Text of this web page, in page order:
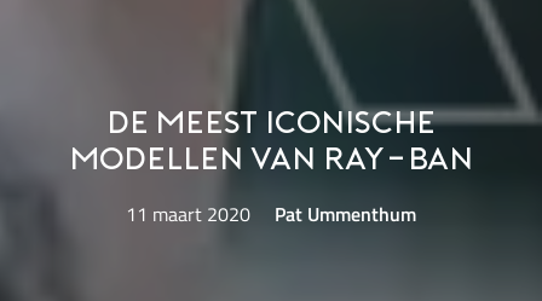
De meest iconische
modellen van Ray-Ban
11 maart 2020 Pat Ummenthum